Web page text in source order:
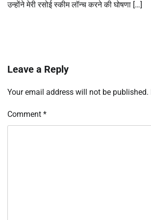
उन्होंने मेरी रसोई स्कीम लॉन्च करने की घोषणा […]
Leave a Reply
Your email address will not be published.
Comment *